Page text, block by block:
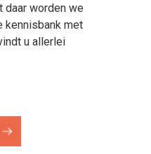
daar worden we
kennisbank met
u allerlei